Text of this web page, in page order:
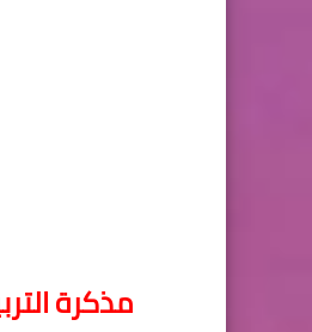
مذكرة